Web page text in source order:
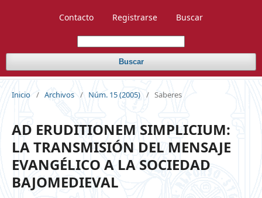
Contacto Registrarse Buscar
Buscar
Inicio / Archivos / Núm. 15 (2005) / Saberes
AD ERUDITIONEM SIMPLICIUM:
LA TRANSMISIÓN DEL MENSAJE
EVANGÉLICO A LA SOCIEDAD
BAJOMEDIEVAL